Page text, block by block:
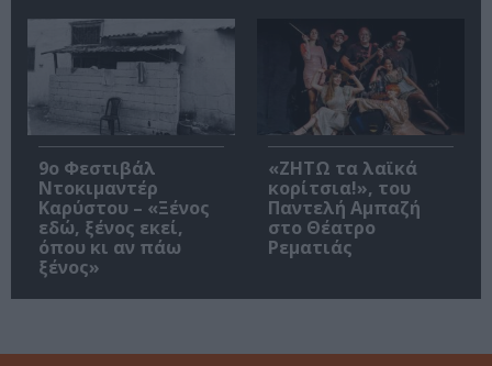
9ο Φεστιβάλ
Ντοκιμαντέρ
Καρύστου – «Ξένος
εδώ, ξένος εκεί,
όπου κι αν πάω
ξένος»
«ΖΗΤΩ τα λαϊκά
κορίτσια!», του
Παντελή Αμπαζή
στο Θέατρο
Ρεματιάς